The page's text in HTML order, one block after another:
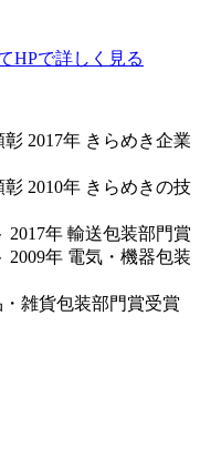
HPで詳しく見る
2017年 きらめき企業
2010年 きらめきの技
2017年 輸送包装部門賞
2009年 電気・機器包装
・雑貨包装部門賞受賞